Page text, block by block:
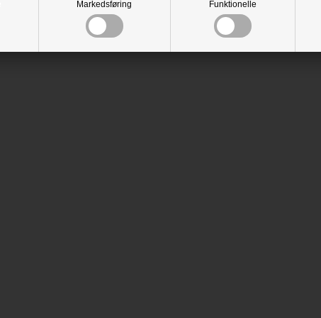
Markedsføring Funktionelle